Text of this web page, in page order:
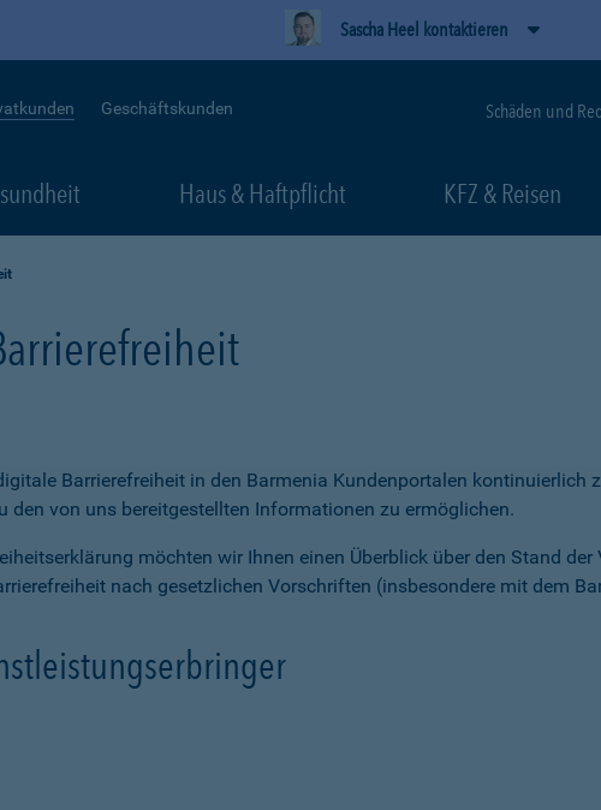
Sascha Heel kontaktieren
Geschäftskunden Schäden und
Haus & Haftpflicht KFZ & Reisen
Barrierefreiheit in den Barmenia Kundenportalen kontinuierlich
den von uns bereitgestellten Informationen zu ermöglichen.
möchten wir Ihnen einen Überblick über den Stand
nach gesetzlichen Vorschriften (insbesondere mit dem